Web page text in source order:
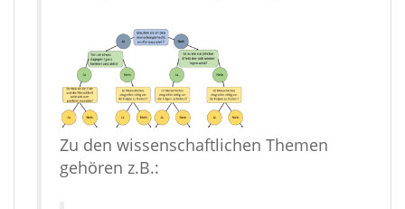
Zu den wissenschaftlichen Themen
gehören z.B.: